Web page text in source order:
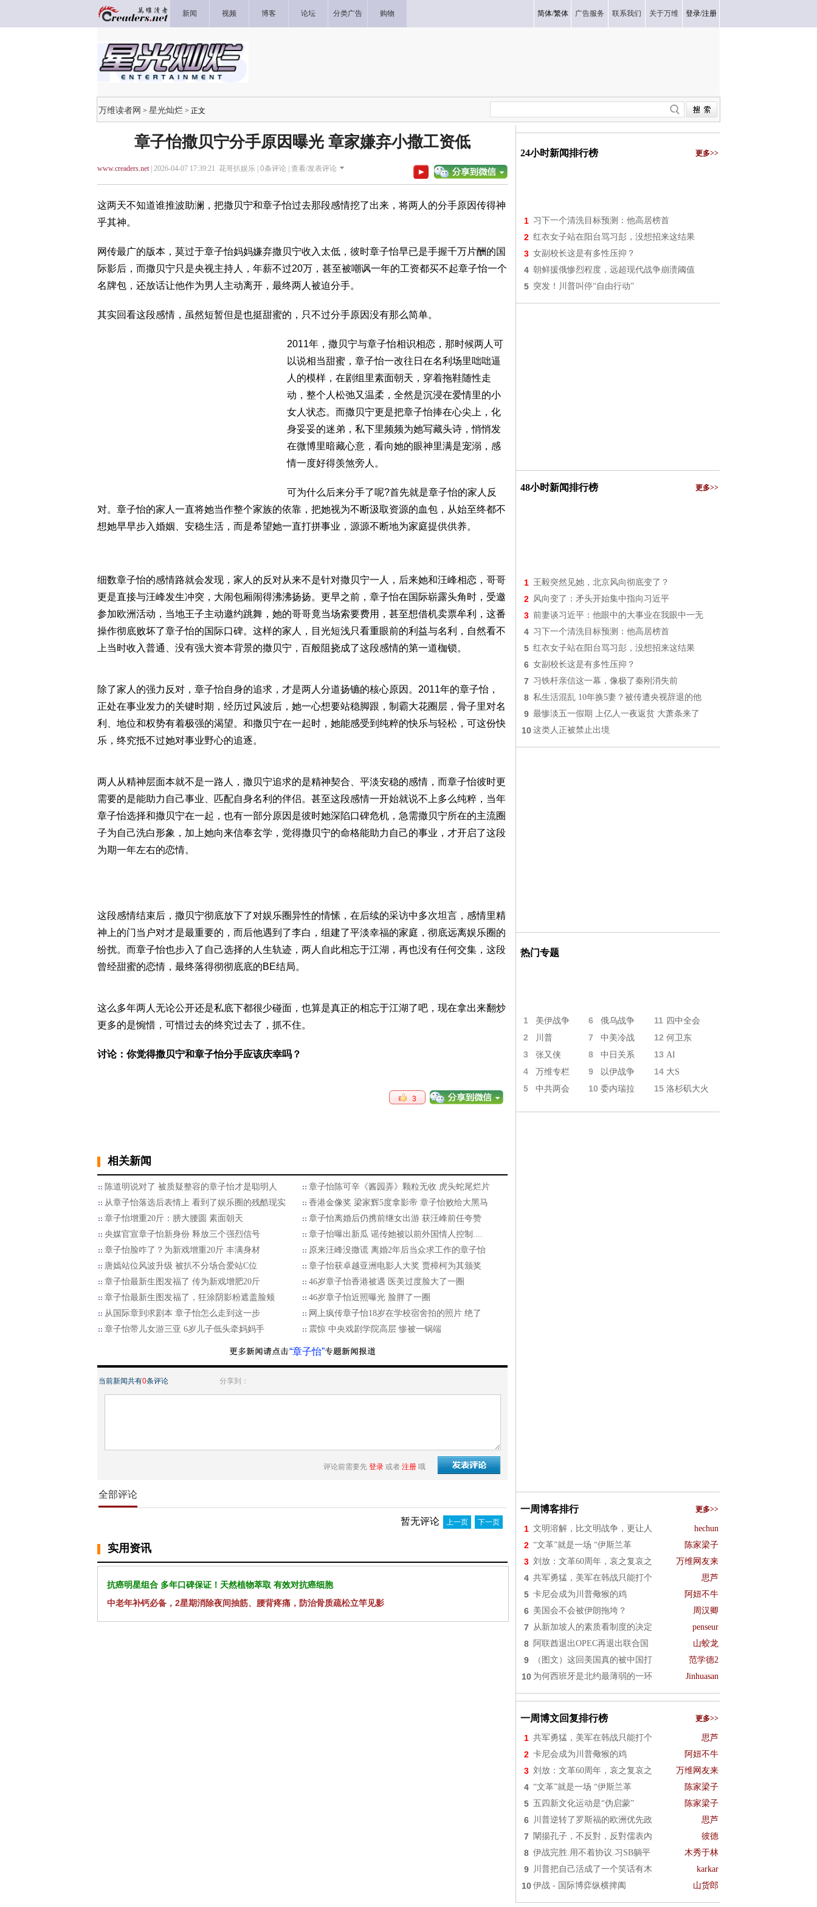
新闻 视频 博客 论坛 分类广告 购物 简体/繁体 广告服务 联系我们 关于万维 登录/注册
万维读者网 > 星光灿烂 > 正文
章子怡撒贝宁分手原因曝光 章家嫌弃小撒工资低
www.creaders.net| 2026-04-07 17:39:21 花哥扒娱乐 | 0条评论 | 查看/发表评论
这两天不知道谁推波助澜，把撒贝宁和章子怡过去那段感情挖了出来，将两人的分手原因传得神
乎其神。
网传最广的版本，莫过于章子怡妈妈嫌弃撒贝宁收入太低，彼时章子怡早已是手握千万片酬的国
际影后，而撒贝宁只是央视主持人，年薪不过20万，甚至被嘲讽一年的工资都买不起章子怡一个
名牌包，还放话让他作为男人主动离开，最终两人被迫分手。
其实回看这段感情，虽然短暂但是也挺甜蜜的，只不过分手原因没有那么简单。
2011年，撒贝宁与章子怡相识相恋，那时候两人可
以说相当甜蜜，章子怡一改往日在名利场里咄咄逼
人的模样，在剧组里素面朝天，穿着拖鞋随性走
动，整个人松弛又温柔，全然是沉浸在爱情里的小
女人状态。而撒贝宁更是把章子怡捧在心尖上，化
身妥妥的迷弟，私下里频频为她写藏头诗，悄悄发
在微博里暗藏心意，看向她的眼神里满是宠溺，感
情一度好得羡煞旁人。
可为什么后来分手了呢?首先就是章子怡的家人反
对。章子怡的家人一直将她当作整个家族的依靠，把她视为不断汲取资源的血包，从始至终都不
想她早早步入婚姻、安稳生活，而是希望她一直打拼事业，源源不断地为家庭提供供养。
细数章子怡的感情路就会发现，家人的反对从来不是针对撒贝宁一人，后来她和汪峰相恋，哥哥
更是直接与汪峰发生冲突，大闹包厢闹得沸沸扬扬。更早之前，章子怡在国际崭露头角时，受邀
参加欧洲活动，当地王子主动邀约跳舞，她的哥哥竟当场索要费用，甚至想借机卖票牟利，这番
操作彻底败坏了章子怡的国际口碑。这样的家人，目光短浅只看重眼前的利益与名利，自然看不
上当时收入普通、没有强大资本背景的撒贝宁，百般阻挠成了这段感情的第一道枷锁。
除了家人的强力反对，章子怡自身的追求，才是两人分道扬镳的核心原因。2011年的章子怡，
正处在事业发力的关键时期，经历过风波后，她一心想要站稳脚跟，制霸大花圈层，骨子里对名
利、地位和权势有着极强的渴望。和撒贝宁在一起时，她能感受到纯粹的快乐与轻松，可这份快
乐，终究抵不过她对事业野心的追逐。
两人从精神层面本就不是一路人，撒贝宁追求的是精神契合、平淡安稳的感情，而章子怡彼时更
需要的是能助力自己事业、匹配自身名利的伴侣。甚至这段感情一开始就说不上多么纯粹，当年
章子怡选择和撒贝宁在一起，也有一部分原因是彼时她深陷口碑危机，急需撒贝宁所在的主流圈
子为自己洗白形象，加上她向来信奉玄学，觉得撒贝宁的命格能助力自己的事业，才开启了这段
为期一年左右的恋情。
这段感情结束后，撒贝宁彻底放下了对娱乐圈异性的情愫，在后续的采访中多次坦言，感情里精
神上的门当户对才是最重要的，而后他遇到了李白，组建了平淡幸福的家庭，彻底远离娱乐圈的
纷扰。而章子怡也步入了自己选择的人生轨迹，两人自此相忘于江湖，再也没有任何交集，这段
曾经甜蜜的恋情，最终落得彻彻底底的BE结局。
这么多年两人无论公开还是私底下都很少碰面，也算是真正的相忘于江湖了吧，现在拿出来翻炒
更多的是惋惜，可惜过去的终究过去了，抓不住。
讨论：你觉得撒贝宁和章子怡分手应该庆幸吗？
3
相关新闻
陈道明说对了 被质疑整容的章子怡才是聪明人
章子怡陈可辛《酱园弄》颗粒无收 虎头蛇尾烂片
从章子怡落选后表情上 看到了娱乐圈的残酷现实
香港金像奖 梁家辉5度拿影帝 章子怡败给大黑马
章子怡增重20斤：膀大腰圆 素面朝天
章子怡离婚后仍携前继女出游 获汪峰前任夸赞
央媒官宣章子怡新身份 释放三个强烈信号
章子怡曝出新瓜 谣传她被以前外国情人控制....
章子怡脸咋了？为新戏增重20斤 丰满身材
原来汪峰没撒谎 离婚2年后当众求工作的章子怡
唐嫣站位风波升级 被扒不分场合爱站C位
章子怡获卓越亚洲电影人大奖 贾樟柯为其颁奖
章子怡最新生图发福了 传为新戏增肥20斤
46岁章子怡香港被遇 医美过度脸大了一圈
章子怡最新生图发福了，狂涂阴影粉遮盖脸颊
46岁章子怡近照曝光 脸胖了一圈
从国际章到求剧本 章子怡怎么走到这一步
网上疯传章子怡18岁在学校宿舍拍的照片 绝了
章子怡带儿女游三亚 6岁儿子低头牵妈妈手
震惊 中央戏剧学院高层 惨被一锅端
“章子怡”
当前新闻共有0条评论 分享到：
评论前需要先 登录 或者 注册 哦
全部评论
暂无评论 上一页 下一页
实用资讯
抗癌明星组合 多年口碑保证！天然植物萃取 有效对抗癌细胞
中老年补钙必备，2星期消除夜间抽筋、腰背疼痛，防治骨质疏松立竿见影
24小时新闻排行榜 更多>>
1 习下一个清洗目标预测：他高居榜首
2 红衣女子站在阳台骂习彭，没想招来这结果
3 女副校长这是有多性压抑？
4 朝鲜援俄惨烈程度，远超现代战争崩溃阈值
5 突发！川普叫停“自由行动”
48小时新闻排行榜 更多>>
1 王毅突然见她，北京风向彻底变了？
2 风向变了：矛头开始集中指向习近平
3 前妻谈习近平：他眼中的大事业在我眼中一无
4 习下一个清洗目标预测：他高居榜首
5 红衣女子站在阳台骂习彭，没想招来这结果
6 女副校长这是有多性压抑？
7 习铁杆亲信这一幕，像极了秦刚消失前
8 私生活混乱 10年换5妻？被传遭央视辞退的他
9 最惨淡五一假期 上亿人一夜返贫 大萧条来了
10 这类人正被禁止出境
热门专题
1 美伊战争 6 俄乌战争 11 四中全会
2 川普 7 中美冷战 12 何卫东
3 张又侠 8 中日关系 13 AI
4 万维专栏 9 以伊战争 14 大S
5 中共两会 10 委内瑞拉 15 洛杉矶大火
一周博客排行 更多>>
1 文明溶解，比文明战争，更让人 hechun
2 “文革”就是一场 “伊斯兰革 陈家梁子
3 刘放：文革60周年，哀之复哀之 万维网友来
4 共军勇猛，美军在韩战只能打个 思芦
5 卡尼会成为川普儆猴的鸡 阿妞不牛
6 美国会不会被伊朗拖垮？ 周汉卿
7 从新加坡人的素质看制度的决定 penseur
8 阿联酋退出OPEC再退出联合国 山蛟龙
9 （图文）这回美国真的被中国打 范学德2
10 为何西班牙是北约最薄弱的一环 Jinhuasan
一周博文回复排行榜 更多>>
1 共军勇猛，美军在韩战只能打个 思芦
2 卡尼会成为川普儆猴的鸡 阿妞不牛
3 刘放：文革60周年，哀之复哀之 万维网友来
4 “文革”就是一场 “伊斯兰革 陈家梁子
5 五四新文化运动是“伪启蒙” 陈家梁子
6 川普逆转了罗斯福的欧洲优先政 思芦
7 闡揚孔子，不反對，反對儒表內 彼德
8 伊战完胜.用不着协议.习SB躺平 木秀于林
9 川普把自己活成了一个笑话有木 karkar
10 伊战 - 国际博弈纵横捭阖 山货郎